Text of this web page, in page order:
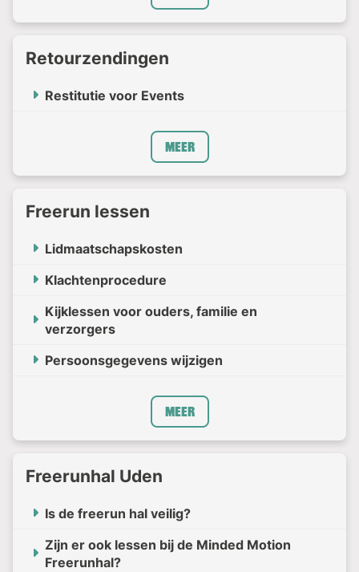
Retourzendingen
Restitutie voor Events
Meer
Freerun lessen
Lidmaatschapskosten
Klachtenprocedure
Kijklessen voor ouders, familie en
verzorgers
Persoonsgegevens wijzigen
Meer
Freerunhal Uden
Is de freerun hal veilig?
Zijn er ook lessen bij de Minded Motion
Freerunhal?